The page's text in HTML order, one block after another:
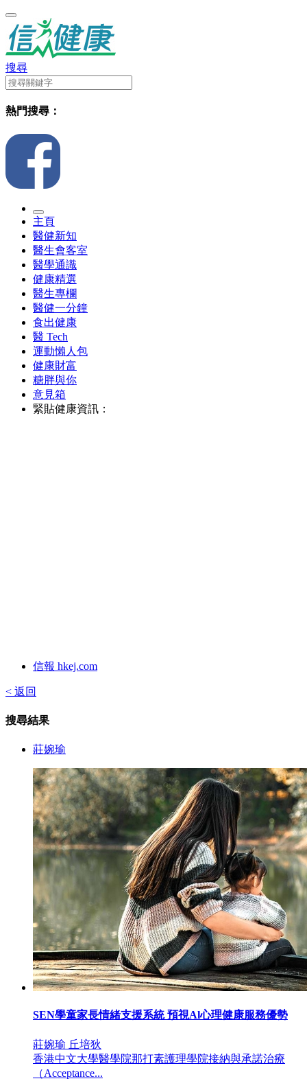
搜尋
熱門搜尋：
主頁
醫健新知
醫生會客室
醫學通識
健康精選
醫生專欄
醫健一分鐘
食出健康
醫 Tech
運動懶人包
健康財富
糖胖與你
意見箱
緊貼健康資訊：
信報 hkej.com
< 返回
搜尋結果
莊婉瑜
SEN學童家長情緒支援系統 預視Al心理健康服務優勢
莊婉瑜 丘培狄
香港中文大學醫學院那打素護理學院接納與承諾治療
（Acceptance...